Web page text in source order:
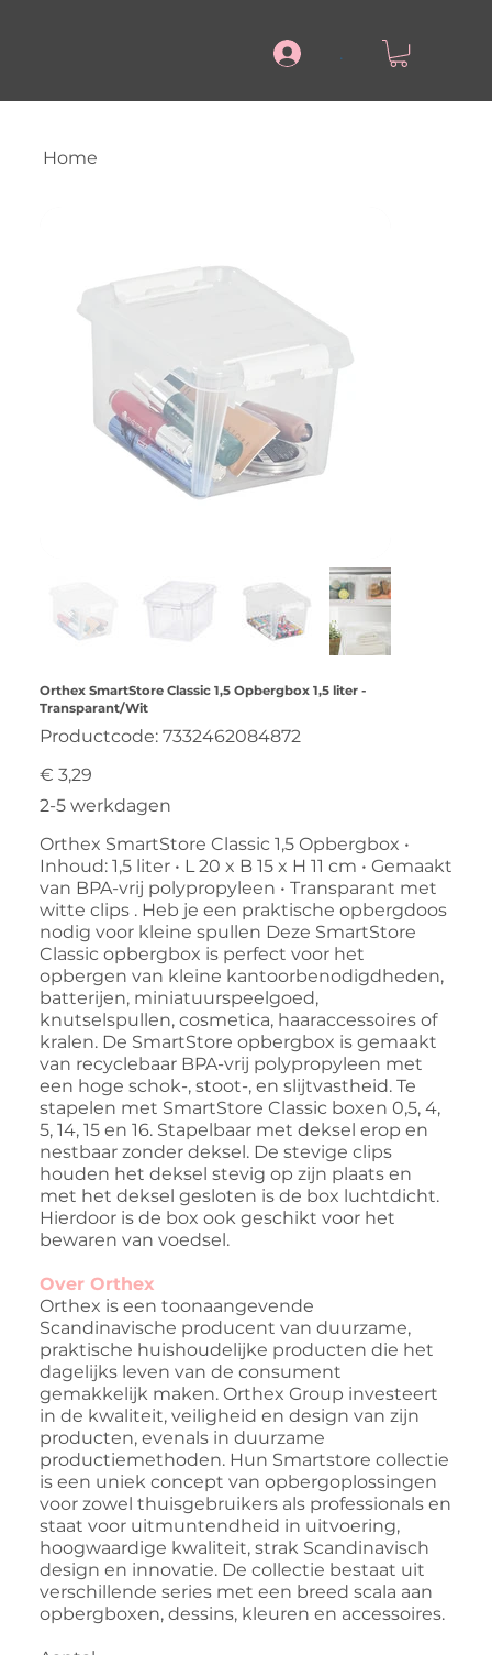
.
Home
Orthex SmartStore Classic 1,5 Opbergbox 1,5 liter -
Transparant/Wit
Productcode: Productcode
7332462084872
7332462084872
Prijs
€ 3,29
2-5 werkdagen
Orthex SmartStore Classic 1,5 Opbergbox •
Inhoud: 1,5 liter • L 20 x B 15 x H 11 cm • Gemaakt
van BPA-vrij polypropyleen • Transparant met
witte clips . Heb je een praktische opbergdoos
nodig voor kleine spullen Deze SmartStore
Classic opbergbox is perfect voor het
opbergen van kleine kantoorbenodigdheden,
batterijen, miniatuurspeelgoed,
knutselspullen, cosmetica, haaraccessoires of
kralen. De SmartStore opbergbox is gemaakt
van recyclebaar BPA-vrij polypropyleen met
een hoge schok-, stoot-, en slijtvastheid. Te
stapelen met SmartStore Classic boxen 0,5, 4,
5, 14, 15 en 16. Stapelbaar met deksel erop en
nestbaar zonder deksel. De stevige clips
houden het deksel stevig op zijn plaats en
met het deksel gesloten is de box luchtdicht.
Hierdoor is de box ook geschikt voor het
bewaren van voedsel.
Over Orthex
Orthex is een toonaangevende
Scandinavische producent van duurzame,
praktische huishoudelijke producten die het
dagelijks leven van de consument
gemakkelijk maken. Orthex Group investeert
in de kwaliteit, veiligheid en design van zijn
producten, evenals in duurzame
productiemethoden. Hun Smartstore collectie
is een uniek concept van opbergoplossingen
voor zowel thuisgebruikers als professionals en
staat voor uitmuntendheid in uitvoering,
hoogwaardige kwaliteit, strak Scandinavisch
design en innovatie. De collectie bestaat uit
verschillende series met een breed scala aan
opbergboxen, dessins, kleuren en accessoires.